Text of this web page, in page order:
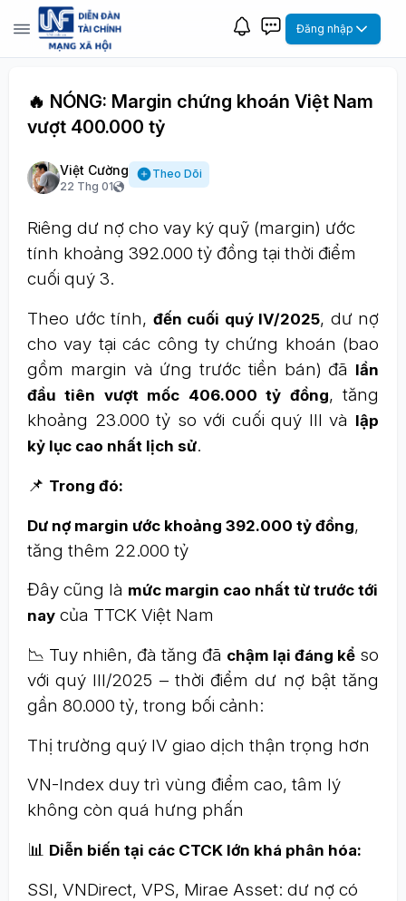
Đăng nhập
🔥 NÓNG: Margin chứng khoán Việt Nam
vượt 400.000 tỷ
Việt Cường
22 Thg 01
Theo Dõi
Riêng dư nợ cho vay ký quỹ (margin) ước
tính khoảng 392.000 tỷ đồng tại thời điểm
cuối quý 3.
Theo ước tính, đến cuối quý IV/2025, dư nợ
cho vay tại các công ty chứng khoán (bao
gồm margin và ứng trước tiền bán) đã lần
đầu tiên vượt mốc 406.000 tỷ đồng, tăng
khoảng 23.000 tỷ so với cuối quý III và lập
kỷ lục cao nhất lịch sử.
📌 Trong đó:
Dư nợ margin ước khoảng 392.000 tỷ đồng,
tăng thêm 22.000 tỷ
Đây cũng là mức margin cao nhất từ trước tới
nay của TTCK Việt Nam
📉 Tuy nhiên, đà tăng đã chậm lại đáng kể so
với quý III/2025 – thời điểm dư nợ bật tăng
gần 80.000 tỷ, trong bối cảnh:
Thị trường quý IV giao dịch thận trọng hơn
VN-Index duy trì vùng điểm cao, tâm lý
không còn quá hưng phấn
📊 Diễn biến tại các CTCK lớn khá phân hóa:
SSI, VNDirect, VPS, Mirae Asset: dư nợ có